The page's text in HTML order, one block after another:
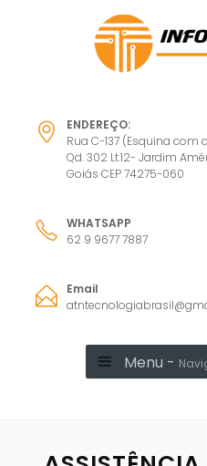
ENDEREÇO:
Rua C-137 (Esquina com a
Qd. 302 Lt.12- Jardim
Goiás CEP 74275-060
WHATSAPP
62 9 9677 7887
Email
Menu -